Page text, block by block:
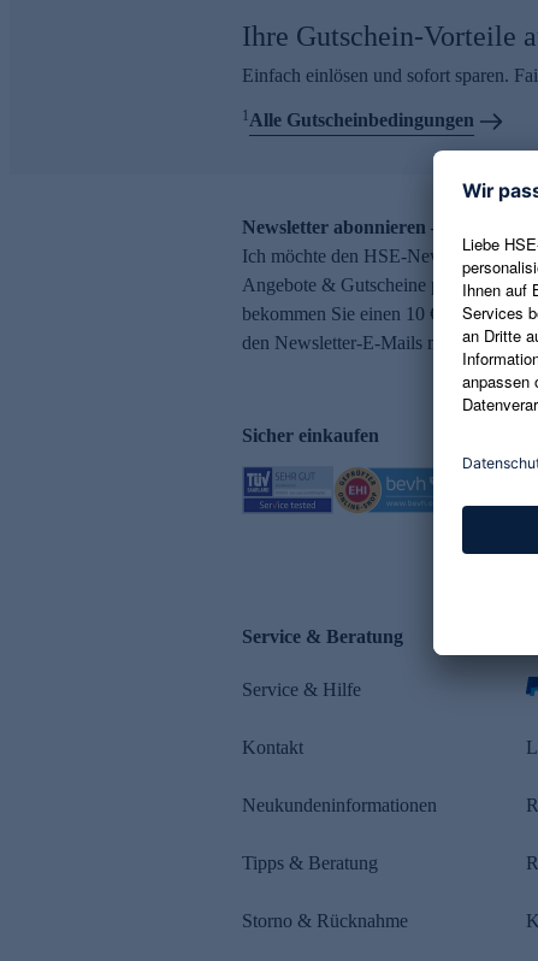
Ihre Gutschein-Vorteile
Einfach einlösen und sofort sparen.
1Alle Gutscheinbedingungen
Newsletter abonnieren – 10 €
Ich möchte den HSE-Newsletter
Angebote & Gutscheine per E-Mail
bekommen Sie einen 10 € Gutschein.
den Newsletter-E-Mails möglich.
Sicher einkaufen
Service & Beratung
Service & Hilfe
Kontakt
Neukundeninformationen
Tipps & Beratung
Storno & Rücknahme